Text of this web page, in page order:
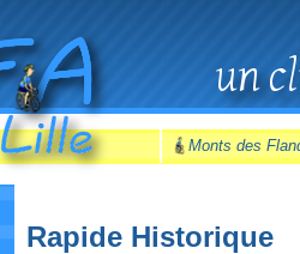
Monts des
Rapide Historique